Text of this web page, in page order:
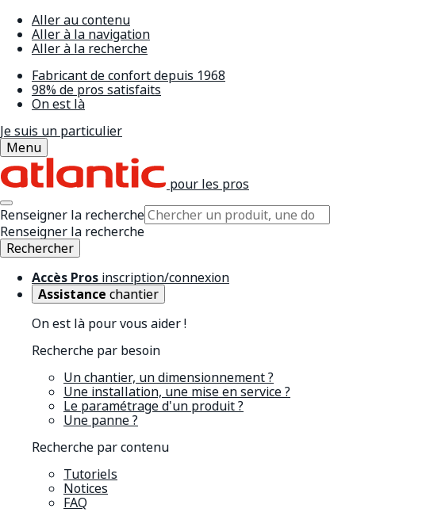
Aller au contenu
Aller à la navigation
Aller à la recherche
Fabricant de confort depuis 1968
98% de pros satisfaits
On est là
Je suis un particulier
Menu
pour les pros
Renseigner la recherche
Renseigner la recherche
Rechercher
Accès Pros inscription/connexion
Assistance chantier
On est là pour vous aider !
Recherche par besoin
Un chantier, un dimensionnement ?
Une installation, une mise en service ?
Le paramétrage d'un produit ?
Une panne ?
Recherche par contenu
Tutoriels
Notices
FAQ